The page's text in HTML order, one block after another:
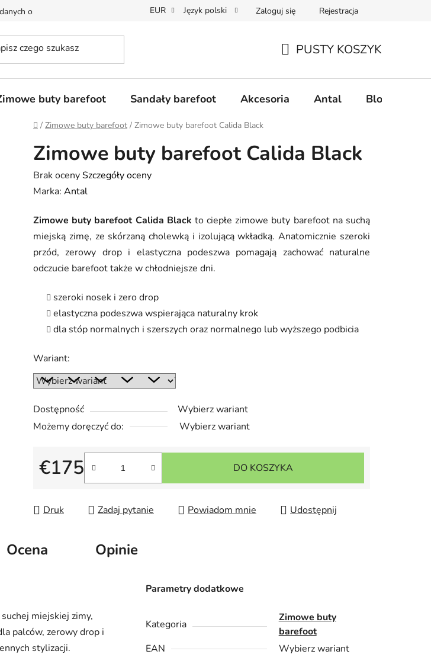
osobowych Dostępność i czas realizacji zamówienia Zwroty i reklamacje
EUR Język polski Zaloguj się Rejestracja
PUSTY KOSZYK
buty barefoot Sandały barefoot Akcesoria Antal Blog
Home
/ Zimowe buty barefoot / Zimowe buty barefoot Calida Black
Zimowe buty barefoot Calida Black
Średnia
ocena
wynosi
0,0
na
5
Brak ocenySzczegóły oceny
Marka: Antal
Zimowe buty barefoot Calida Black to ciepłe zimowe buty barefoot na suchą
miejską zimę, ze skórzaną cholewką i izolującą wkładką. Anatomicznie szeroki
przód, zerowy drop i elastyczna podeszwa pomagają zachować naturalne
odczucie barefoot także w chłodniejsze dni.
szeroki nosek i zero drop
elastyczna podeszwa wspierająca naturalny krok
dla stóp normalnych i szerszych oraz normalnego lub wyższego podbicia
Wariant:
Dostępność
Wybierz wariant
Możemy doręczyć do:
Wybierz wariant
€175
Cena jednostkowa:
DO KOSZYKA
Druk Zadaj pytanie Powiadom mnie Udostępnij
Ocena Opinie
miejskiej zimy,
palców, zerowy drop i
stylizacji.
Parametry dodatkowe
Kategoria
Zimowe buty
barefoot
EAN
Wybierz wariant